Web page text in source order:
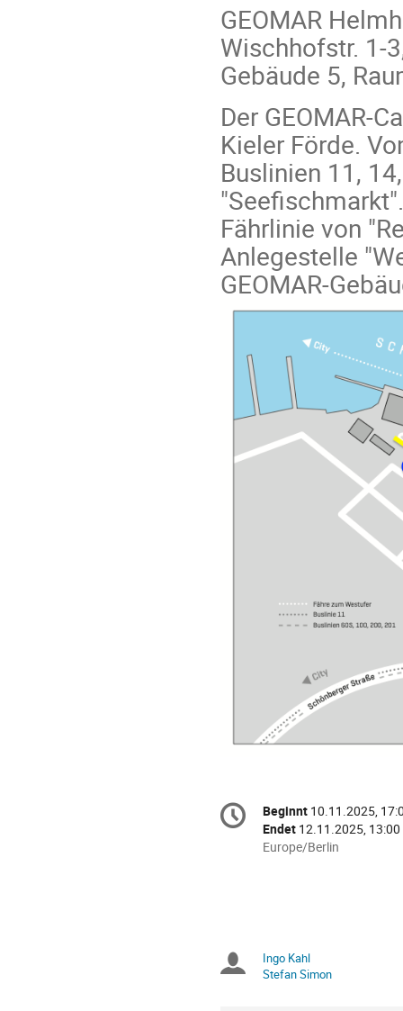
GEOMAR
Wischhofstr. 1-
Gebäude 5,
Der GEOMAR-
Kieler Förde.
Buslinien 11,
Fährlinie von
Anlegestelle
GEOMAR-
Datum/Zeit
Beginnt 10.11.2025,
Endet 12.11.2025, 13:00
Alle
Europe/Berlin
Sitzungsleiter
Ingo Kahl
Stefan Simon